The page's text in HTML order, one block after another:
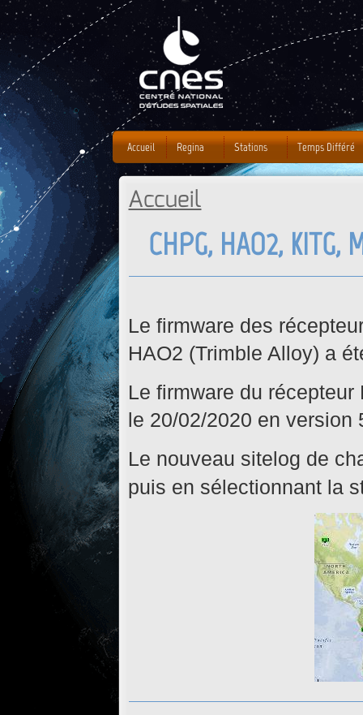
Vous êtes ici
Accueil
CHPG, HAO2, KITG,
Le firmware des
HAO2 (Trimble Alloy) a
Le firmware du récepteur
le 20/02/2020 en version
Le nouveau sitelog de
puis en sélectionnant la
Accueil Regina Stations Temps Différé